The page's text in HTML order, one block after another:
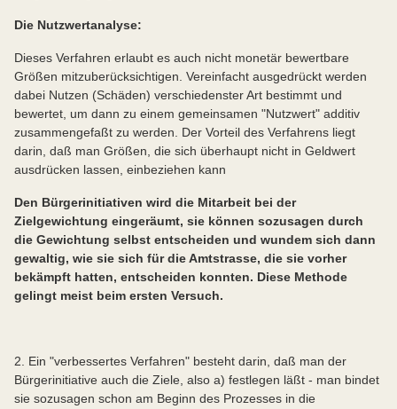
Die Nutzwertanalyse:
Dieses Verfahren erlaubt es auch nicht monetär bewertbare
Größen mitzuberücksichtigen. Vereinfacht ausgedrückt werden
dabei Nutzen (Schäden) verschiedenster Art bestimmt und
bewertet, um dann zu einem gemeinsamen "Nutzwert" additiv
zusammengefaßt zu werden. Der Vorteil des Verfahrens liegt
darin, daß man Größen, die sich überhaupt nicht in Geldwert
ausdrücken lassen, einbeziehen kann
Den Bürgerinitiativen wird die Mitarbeit bei der
Zielgewichtung eingeräumt, sie können sozusagen durch
die Gewichtung selbst entscheiden und wundem sich dann
gewaltig, wie sie sich für die Amtstrasse, die sie vorher
bekämpft hatten, entscheiden konnten. Diese Methode
gelingt meist beim ersten Versuch.
2. Ein "verbessertes Verfahren" besteht darin, daß man der
Bürgerinitiative auch die Ziele, also a) festlegen läßt - man bindet
sie sozusagen schon am Beginn des Prozesses in die